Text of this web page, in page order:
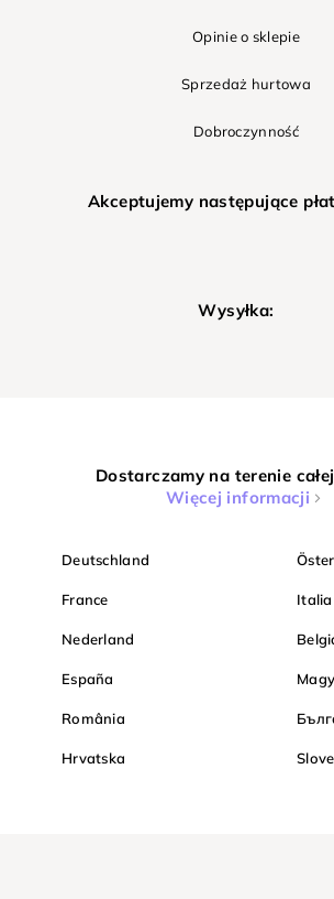
Opinie o sklepie
Sprzedaż hurtowa
Dobroczynność
Akceptujemy następujące
Wysyłka:
Dostarczamy na terenie
Więcej informacji
Deutschland
France Italia
Nederland
España
România
Hrvatska